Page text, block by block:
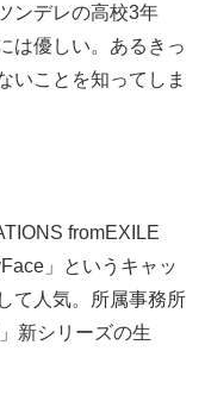
ンデレの高校3年
は優しい。あるきっ
いことを知ってしま
fromEXILE
」というキャッ
て人気。所属事務所
新シリーズの生